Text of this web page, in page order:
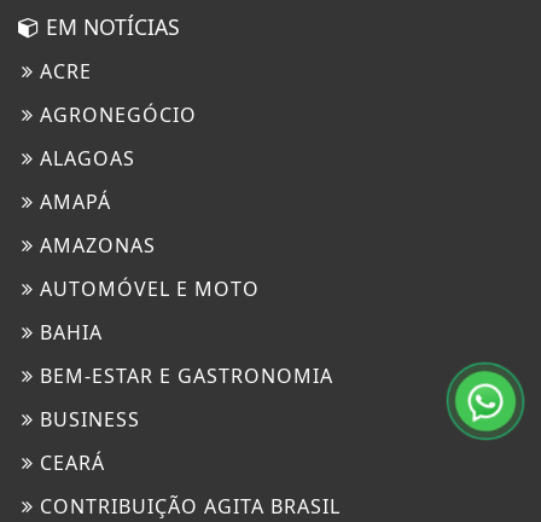
EM NOTÍCIAS
ACRE
AGRONEGÓCIO
ALAGOAS
AMAPÁ
AMAZONAS
AUTOMÓVEL E MOTO
BAHIA
BEM-ESTAR E GASTRONOMIA
BUSINESS
CEARÁ
CONTRIBUIÇÃO AGITA BRASIL